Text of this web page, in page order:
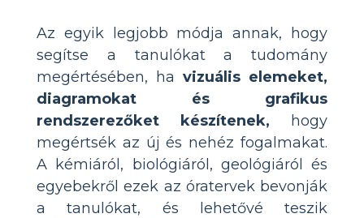
Az egyik legjobb módja annak, hogy
segítse a tanulókat a tudomány
megértésében, ha vizuális elemeket,
diagramokat és grafikus
rendszerezőket készítenek, hogy
megértsék az új és nehéz fogalmakat.
A kémiáról, biológiáról, geológiáról és
egyebekről ezek az óratervek bevonják
a tanulókat, és lehetővé teszik